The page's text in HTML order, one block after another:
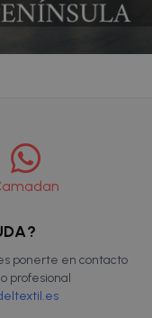
ponerte en contacto
profesional